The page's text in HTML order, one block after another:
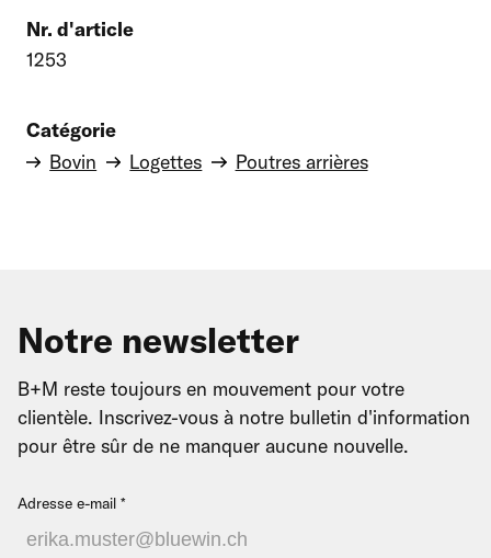
Nr. d'article
1253
Catégorie
Bovin
Logettes Poutres arrières
Notre newsletter
B+M reste toujours en mouvement pour votre
clientèle. Inscrivez-vous à notre bulletin d'information
pour être sûr de ne manquer aucune nouvelle.
Adresse e-mail